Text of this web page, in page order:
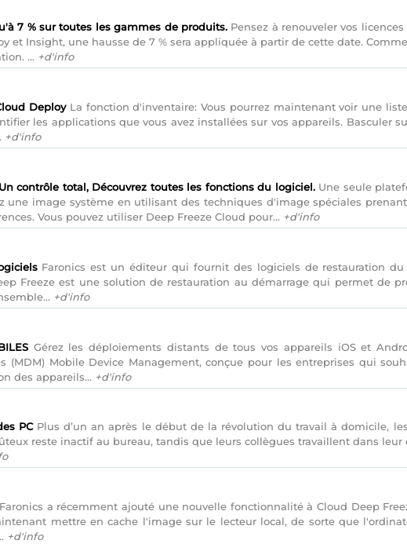
7 % sur toutes les gammes de produits.Pensez à renouveler vos licences
et Insight, une hausse de 7 % sera appliquée à partir de cette date.
... +d'info
DeployLa fonction d'inventaire: Vous pourrez maintenant voir une
les applications que vous avez installées sur vos appareils. Basculer
+d'info
contrôle total, Découvrez toutes les fonctions du logiciel.Une seule
une image système en utilisant des techniques d'image spéciales
Vous pouvez utiliser Deep Freeze Cloud pour... +d'info
Faronics est un éditeur qui fournit des logiciels de restauration du
Freeze est une solution de restauration au démarrage qui permet de
+d'info
Gérez les déploiements distants de tous vos appareils iOS et
Mobile Device Management, conçue pour les entreprises qui
des appareils... +d'info
PCPlus d’un an après le début de la révolution du travail à domicile,
reste inactif au bureau, tandis que leurs collègues travaillent dans leur
Faronics a récemment ajouté une nouvelle fonctionnalité à Cloud Deep
mettre en cache l'image sur le lecteur local, de sorte que
+d'info